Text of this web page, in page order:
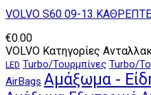
VOLVO S60 09-13
€0.00
VOLVO Κατηγορίες
LED Turbo/Τουρμπίνες Turbo/
AirBags Αμάξωμα -